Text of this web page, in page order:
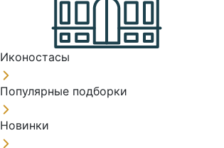
Иконостасы
Популярные подборки
Новинки